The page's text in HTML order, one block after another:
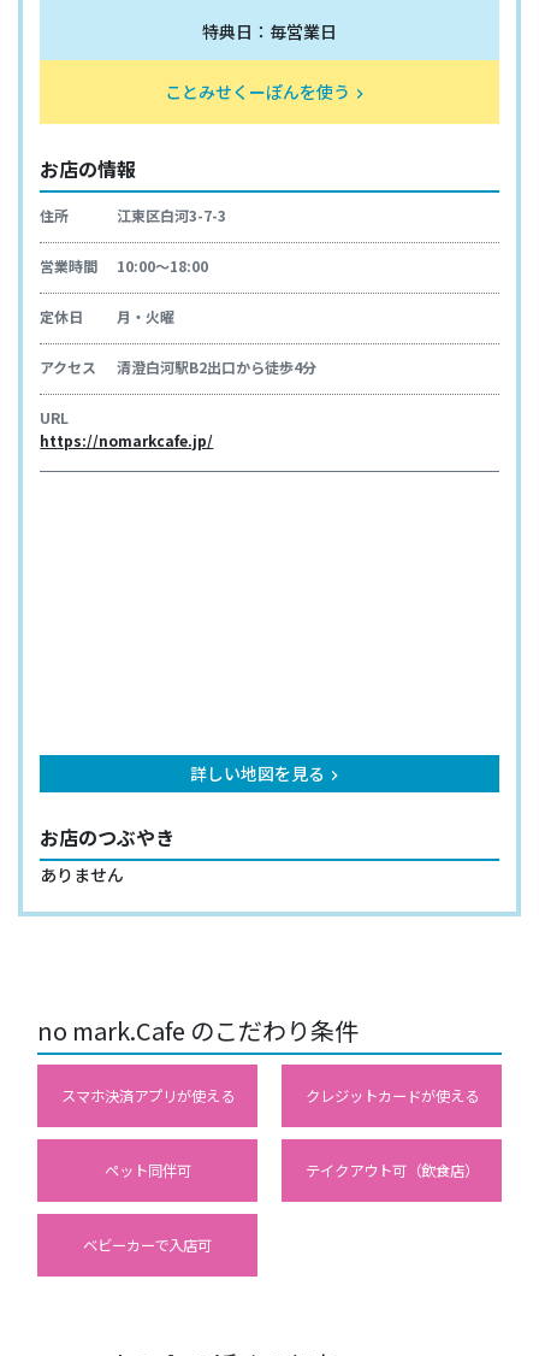
特典日：毎営業日
ことみせくーぽんを使う keyboard_arrow_right
お店の情報
住所 江東区白河3-7-3
営業時間 10:00～18:00
定休日 月・火曜
アクセス 清澄白河駅B2出口から徒歩4分
URL
https://nomarkcafe.jp/
詳しい地図を見る keyboard_arrow_right
お店のつぶやき
ありません
no mark.Cafe のこだわり条件
スマホ決済アプリが使える クレジットカードが使える
ペット同伴可 テイクアウト可（飲食店）
ベビーカーで入店可